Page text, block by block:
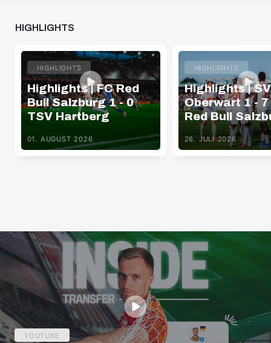
HIGHLIGHTS
HIGHLIGHTS
Highlights | FC Red
Bull Salzburg 1 - 0
TSV Hartberg
01. AUGUST 2026
HIGHLIGHTS
Highlights | SV
Oberwart 1 - 7
Red Bull
26. JULI 2026
YOUTUBE